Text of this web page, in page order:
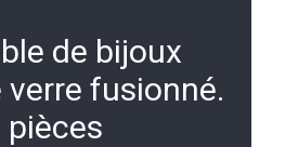
de bijoux
verre fusionné.
pièces